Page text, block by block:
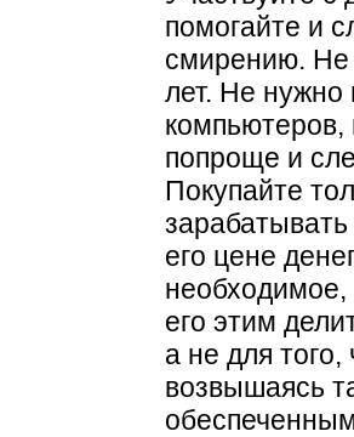
помогайте и
смирению. Не
лет. Не нужно
попроще и
Покупайте
его цене
необходимое,
его этим
а не для того,
возвышаясь